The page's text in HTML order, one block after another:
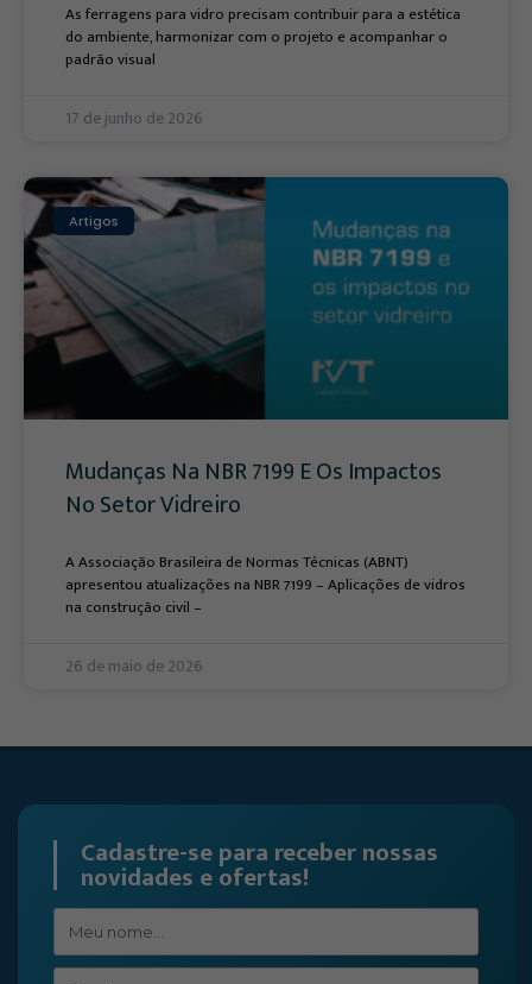
As ferragens para vidro precisam contribuir para a estética
do ambiente, harmonizar com o projeto e acompanhar o
padrão visual
17 de junho de 2026
Artigos
Mudanças Na NBR 7199 E Os Impactos
No Setor Vidreiro
A Associação Brasileira de Normas Técnicas (ABNT)
apresentou atualizações na NBR 7199 – Aplicações de vidros
na construção civil –
26 de maio de 2026
Cadastre-se para receber nossas
novidades e ofertas!